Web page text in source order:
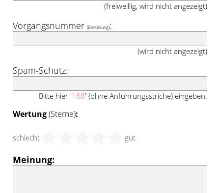
(freiweillig, wird nicht angezeigt)
Vorgangsnummer(Bestellung):
(wird nicht angezeigt)
Spam-Schutz:
Bitte hier '168' (ohne Anführungsstriche) eingeben.
Wertung(Sterne):
schlecht gut
Meinung: